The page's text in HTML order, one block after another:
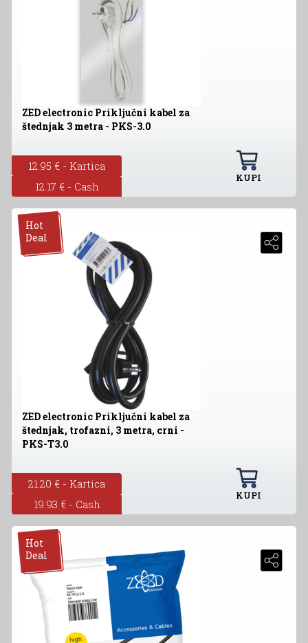
ZED electronic Priključni kabel za
štednjak 3 metra - PKS-3.0
12.95 € - Kartica
12.17 € - Cash
KUPI
Hot
Deal
ZED electronic Priključni kabel za
štednjak, trofazni, 3 metra, crni -
PKS-T3.0
21.20 € - Kartica
19.93 € - Cash
KUPI
Hot
Deal